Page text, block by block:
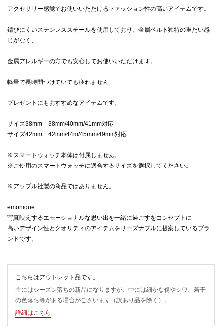
アクセサリー感覚でお使いいただけるファッション性の高いアイテムです。
錆びにくいステンレススチールを使用しており、金属ベルト独特の重たい感
じがなく、
金属アレルギーの方でも安心してお使いいただけます。
軽量で長時間つけていても疲れません。
プレゼントにもおすすめなアイテムです。
サイズ38mm 38mm/40mm/41mm対応
サイズ42mm 42mm/44m/45mm/49mm対応
※スマートウォッチ本体は付属しません。
※ご使用のスマートウォッチに適合するサイズを選択してください。
※アップル社製の商品ではありません。
emonique
写真映えするエモーショナルな思い出を一緒に過ごすをコンセプトに
高いデザイン性とクオリティのアイテムをリーズナブルに提案しているブラ
ンドです。
こちらはアウトレット品です。
主にはシーズン落ちの新品になりますが、中には細かな傷やシワ、若干
の色落ち等がある場合がございます（訳あり品を除く）。
詳細はこちら